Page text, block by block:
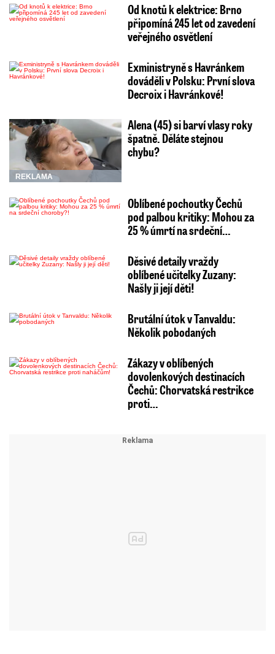
Od knotů k elektrice: Brno
připomíná 245 let od zavedení
veřejného osvětlení
Exministryně s Havránkem
dováděli v Polsku: První slova
Decroix i Havránkové!
REKLAMA
Alena (45) si barví vlasy roky
špatně. Děláte stejnou
chybu?
Oblíbené pochoutky Čechů
pod palbou kritiky: Mohou za
25 % úmrtí na srdeční…
Děsivé detaily vraždy
oblíbené učitelky Zuzany:
Našly ji její děti!
Brutální útok v Tanvaldu:
Několik pobodaných
Zákazy v oblíbených
dovolenkových destinacích
Čechů: Chorvatská restrikce
proti…